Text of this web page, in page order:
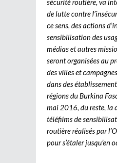
de lutte contre
ce sens, des actions
sensibilisation des
médias et autres
seront organisées au
des villes et
dans des
régions du Burkina
mai 2016, du reste, la
téléfilms de
routière réalisés par
pour s’étaler jusqu’en